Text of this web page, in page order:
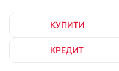
КУПИТИ
КРЕДИТ